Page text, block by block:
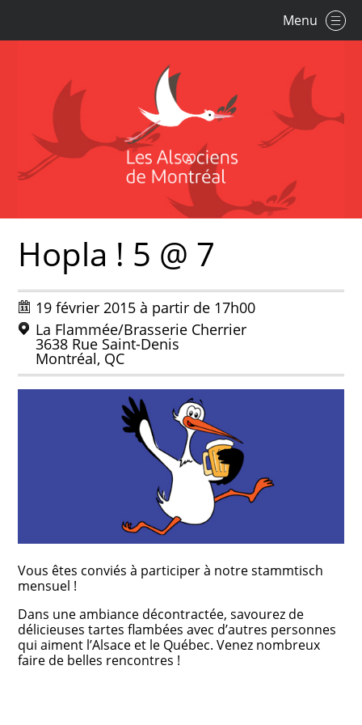
Menu
Hopla ! 5 @ 7
19 février 2015 à partir de 17h00
La Flammée/Brasserie Cherrier
3638 Rue Saint-Denis
Montréal, QC
Vous êtes conviés à participer à notre stammtisch
mensuel !
Dans une ambiance décontractée, savourez de
délicieuses tartes flambées avec d’autres personnes
qui aiment l’Alsace et le Québec. Venez nombreux
faire de belles rencontres !